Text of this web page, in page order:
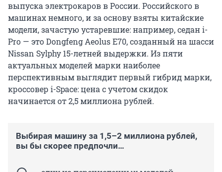
выпуска электрокаров в России. Российского в
машинах немного, и за основу взяты китайские
модели, зачастую устаревшие: например, седан i-
Pro — это Dongfeng Aeolus E70, созданный на шасси
Nissan Sylphy 15-летней выдержки. Из пяти
актуальных моделей марки наиболее
перспективным выглядит первый гибрид марки,
кроссовер i-Space: цена с учетом скидок
начинается от 2,5 миллиона рублей.
Выбирая машину за 1,5–2 миллиона рублей,
вы бы скорее предпочли…